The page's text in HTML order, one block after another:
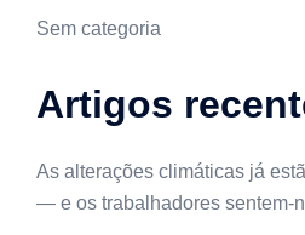
Sem categoria
Artigos
As alterações climáticas já
— e os trabalhadores sentem-